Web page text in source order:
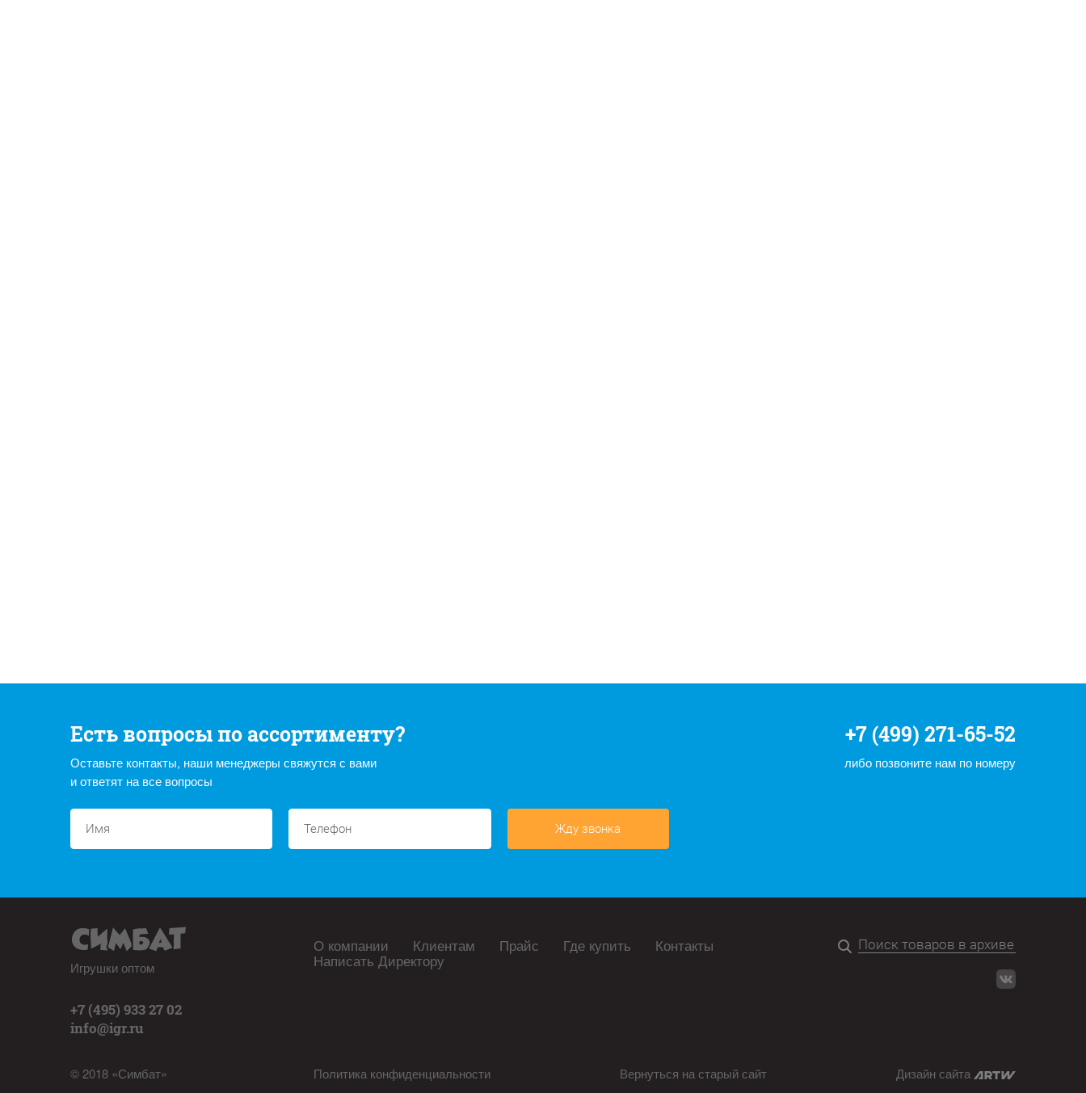
Есть вопросы по ассортименту?
Оставьте контакты, наши менеджеры свяжутся с вами
и ответят на все вопросы
+7 (499) 271-65-52
либо позвоните нам по номеру
Жду звонка
Игрушки оптом
+7 (495) 933 27 02
info@igr.ru
© 2018 «Симбат»
О компании Клиентам Прайс Где купить Контакты
Написать Директору
Политика конфиденциальности Вернуться на старый сайт Дизайн сайта